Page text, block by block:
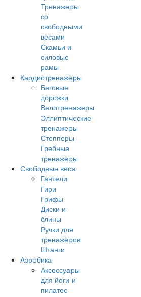
Тренажеры
со
свободными
весами
Скамьи и
силовые
рамы
Кардиотренажеры
Беговые
дорожки
Велотренажеры
Эллиптические
тренажеры
Степперы
Гребные
тренажеры
Свободные веса
Гантели
Гири
Грифы
Диски и
блины
Ручки для
тренажеров
Штанги
Аэробика
Аксессуары
для йоги и
пилатес